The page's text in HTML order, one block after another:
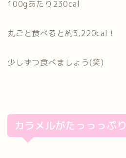
100gあたり230cal
丸ごと食べると約3,220cal！
少しずつ食べましょう(笑)
カラメルがたっっっぷり